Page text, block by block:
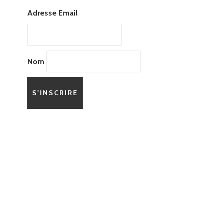
Adresse Email
Nom